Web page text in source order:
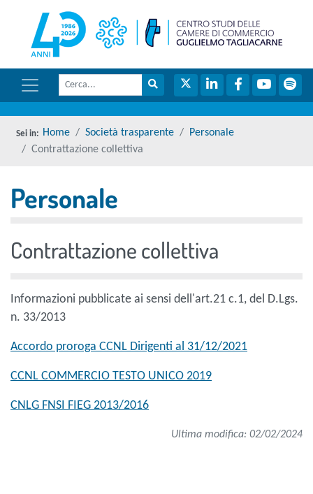
Vai ai contenuti
Menu di navigazione
Cerca
torna al menu di scelta rapida
Menu di navigazione principale
torna al menu di scelta rapida
Cerca nel sito Twitter LinkedIn FacebookYouTube
Home Società trasparente
Personale
Contrattazione collettiva
torna al menu di scelta rapida
Personale
Contrattazione collettiva
Informazioni pubblicate ai sensi dell'art.21 c.1, del D.Lgs.
n. 33/2013
Accordo proroga CCNL Dirigenti al 31/12/2021
CCNL COMMERCIO TESTO UNICO 2019
CNLG FNSI FIEG 2013/2016
Ultima modifica: 02/02/2024